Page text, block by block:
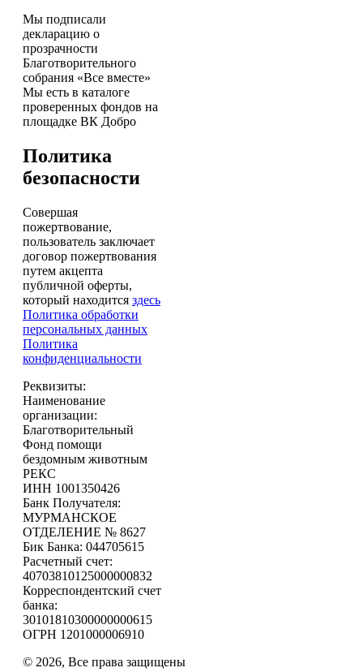
Мы подписали
декларацию о
прозрачности
Благотворительного
собрания «Все вместе»
Мы есть в каталоге
проверенных фондов на
площадке ВК Добро
Политика
безопасности
Совершая
пожертвование,
пользователь заключает
договор пожертвования
путем акцепта
публичной оферты,
который находится здесь
Политика обработки
персональных данных
Политика
конфиденциальности
Реквизиты:
Наименование
организации:
Благотворительный
Фонд помощи
бездомным животным
РЕКС
ИНН 1001350426
Банк Получателя:
МУРМАНСКОЕ
ОТДЕЛЕНИЕ № 8627
Бик Банка: 044705615
Расчетный счет:
40703810125000000832
Корреспондентский счет
банка:
30101810300000000615
ОГРН 1201000006910
© 2026, Все права защищены